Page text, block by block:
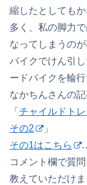
縮したとしても
多く、私の脚力
なってしまうの
バイクでけん引
ードバイクを輪
なかちんさんの
「 チャイルドト
その2
」
その1はこちら
コメント欄で質
教えていただけま